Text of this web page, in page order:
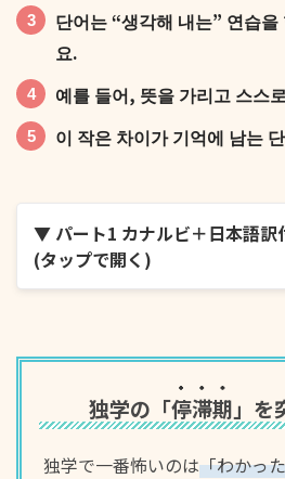
단어는 “생각해 내는” 연습
요.
예를 들어, 뜻을 가리고 스스
이 작은 차이가 기억에 남는
▼ パート1 カナルビ＋日本語訳
(タップで開く)
独学の「停滞期」を
独学で一番怖いのは「わかっ